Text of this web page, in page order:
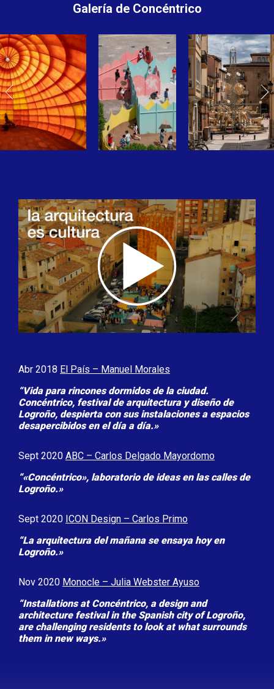
Galería de Concéntrico
Abr 2018 El País – Manuel Morales
“Vida para rincones dormidos de la ciudad.
Concéntrico, festival de arquitectura y diseño de
Logroño, despierta con sus instalaciones a espacios
desapercibidos en el día a día.»
Sept 2020 ABC – Carlos Delgado Mayordomo
“«Concéntrico», laboratorio de ideas en las calles de
Logroño.»
Sept 2020 ICON Design – Carlos Primo
“La arquitectura del mañana se ensaya hoy en
Logroño.»
Nov 2020 Monocle – Julia Webster Ayuso
“Installations at Concéntrico, a design and
architecture festival in the Spanish city of Logroño,
are challenging residents to look at what surrounds
them in new ways.»